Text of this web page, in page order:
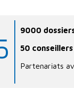
9000
50
Partenariats